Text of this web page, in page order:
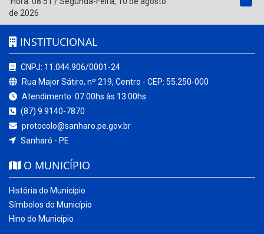
de 2026
INSTITUCIONAL
CNPJ: 11.044.906/0001-24
Rua Major Sátiro, nº 219, Centro - CEP: 55.250-000
Atendimento: 07:00hs às 13:00hs
(87) 9 9140-7870
protocolo@sanharo.pe.gov.br
Sanharó - PE
O MUNICÍPIO
História do Município
Símbolos do Município
Hino do Município